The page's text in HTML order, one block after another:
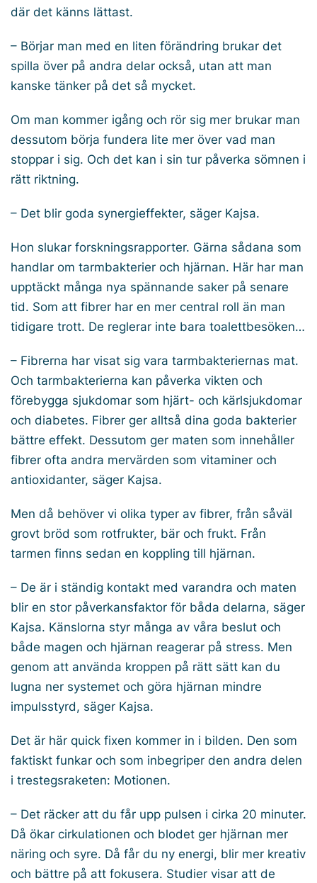
där det känns lättast.
– Börjar man med en liten förändring brukar det
spilla över på andra delar också, utan att man
kanske tänker på det så mycket.
Om man kommer igång och rör sig mer brukar man
dessutom börja fundera lite mer över vad man
stoppar i sig. Och det kan i sin tur påverka sömnen i
rätt riktning.
– Det blir goda synergieffekter, säger Kajsa.
Hon slukar forskningsrapporter. Gärna sådana som
handlar om tarmbakterier och hjärnan. Här har man
upptäckt många nya spännande saker på senare
tid. Som att fibrer har en mer central roll än man
tidigare trott. De reglerar inte bara toalettbesöken…
– Fibrerna har visat sig vara tarmbakteriernas mat.
Och tarmbakterierna kan påverka vikten och
förebygga sjukdomar som hjärt- och kärlsjukdomar
och diabetes. Fibrer ger alltså dina goda bakterier
bättre effekt. Dessutom ger maten som innehåller
fibrer ofta andra mervärden som vitaminer och
antioxidanter, säger Kajsa.
Men då behöver vi olika typer av fibrer, från såväl
grovt bröd som rotfrukter, bär och frukt. Från
tarmen finns sedan en koppling till hjärnan.
– De är i ständig kontakt med varandra och maten
blir en stor påverkansfaktor för båda delarna, säger
Kajsa. Känslorna styr många av våra beslut och
både magen och hjärnan reagerar på stress. Men
genom att använda kroppen på rätt sätt kan du
lugna ner systemet och göra hjärnan mindre
impulsstyrd, säger Kajsa.
Det är här quick fixen kommer in i bilden. Den som
faktiskt funkar och som inbegriper den andra delen
i trestegsraketen: Motionen.
– Det räcker att du får upp pulsen i cirka 20 minuter.
Då ökar cirkulationen och blodet ger hjärnan mer
näring och syre. Då får du ny energi, blir mer kreativ
och bättre på att fokusera. Studier visar att de